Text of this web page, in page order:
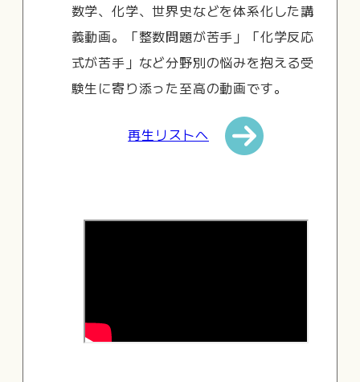
数学、化学、世界史などを体系化した講
義動画。「整数問題が苦手」「化学反応
式が苦手」など分野別の悩みを抱える受
験生に寄り添った至高の動画です。
再生リストへ